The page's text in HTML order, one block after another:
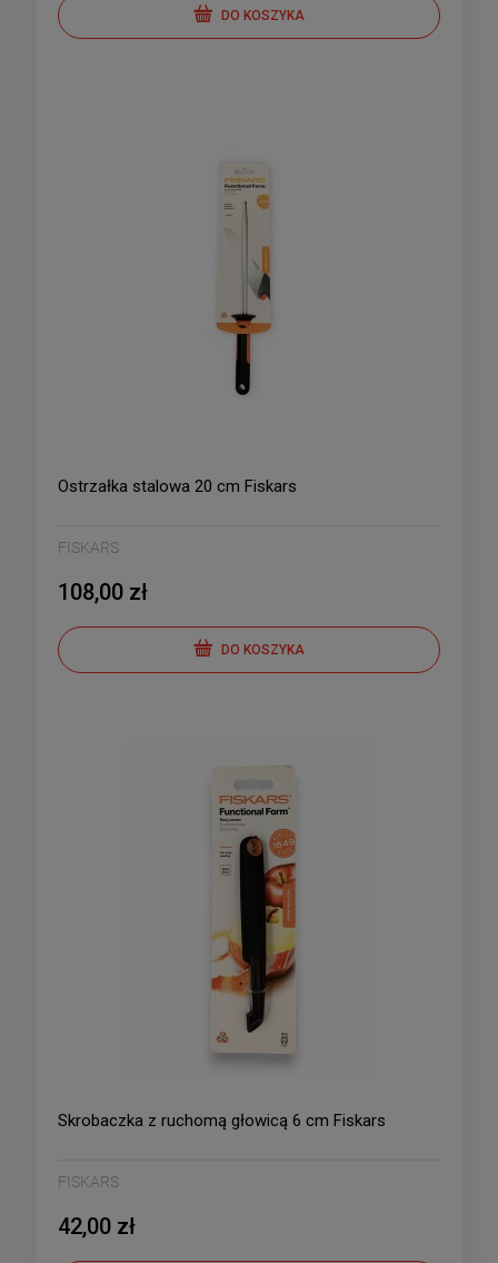
DO KOSZYKA
Ostrzałka stalowa 20 cm Fiskars
FISKARS
108,00 zł
DO KOSZYKA
Skrobaczka z ruchomą głowicą 6 cm Fiskars
FISKARS
42,00 zł